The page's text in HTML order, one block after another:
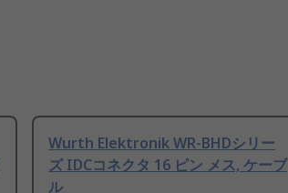
Wurth Elektronik WR-BHDシリー
ズ IDCコネクタ 16 ピン メス, ケーブ
ル